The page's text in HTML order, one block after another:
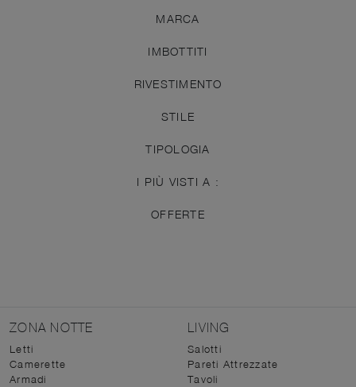
MARCA
IMBOTTITI
RIVESTIMENTO
STILE
TIPOLOGIA
I PIÙ VISTI A :
OFFERTE
ZONA NOTTE
Letti
Camerette
Armadi
LIVING
Salotti
Pareti Attrezzate
Tavoli